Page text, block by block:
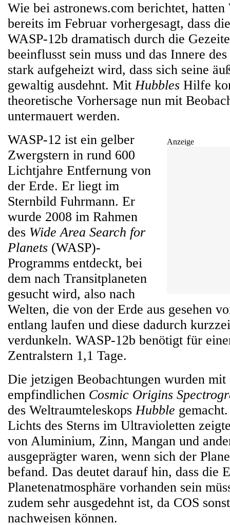
Wie bei astronews.com berichtet, hatten
bereits im Februar vorhergesagt, dass
WASP-12b dramatisch durch die
beeinflusst sein muss und das Innere
stark aufgeheizt wird, dass sich seine
gewaltig ausdehnt. MitHubbles Hilfe
theoretische Vorhersage nun mit
untermauert werden.
Anzeige
WASP-12 ist ein gelber
Zwergstern in rund 600
Lichtjahre Entfernung von
der Erde. Er liegt im
Sternbild Fuhrmann. Er
wurde 2008 im Rahmen
des Wide Area Search for
Planets (WASP)-
Programms entdeckt, bei
dem nach Transitplaneten
gesucht wird, also nach
Welten, die von der Erde aus gesehen
entlang laufen und diese dadurch
verdunkeln. WASP-12b benötigt für
Zentralstern 1,1 Tage.
Die jetzigen Beobachtungen wurden mit
empfindlichen Cosmic Origins
des WeltraumteleskopsHubble
Lichts des Sterns im Ultravioletten
von Aluminium, Zinn, Mangan und
ausgeprägter waren, wenn sich der
befand. Das deutet darauf hin, dass die
Planetenatmosphäre vorhanden sein
zudem sehr ausgedehnt ist, da COS
nachweisen können.